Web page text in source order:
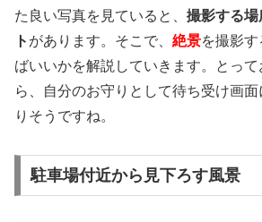
た良い写真を見ていると、 撮影する
ト があります。そこで、 絶景を撮影
ばいいかを解説していきます。とっ
ら、自分のお守りとして待ち受け画
りそうですね。
駐車場付近から見下ろす風景